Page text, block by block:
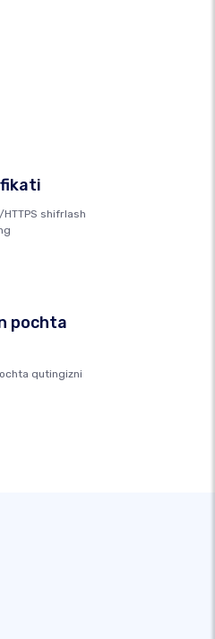
shifrlash
pochta
qutingizni